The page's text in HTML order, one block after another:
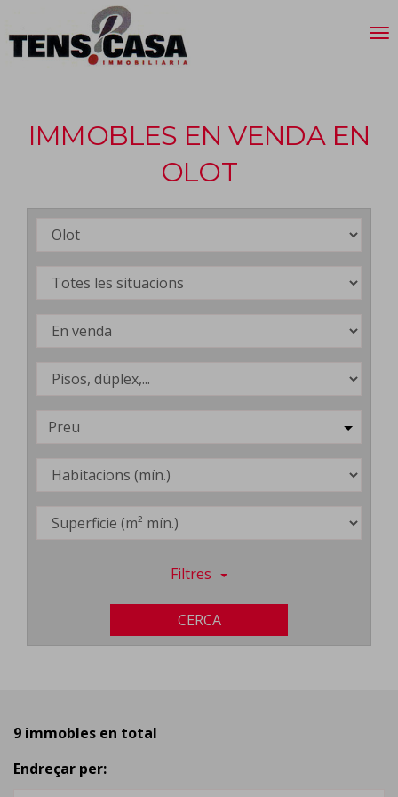
IMMOBLES EN VENDA EN
OLOT
Preu
Filtres
CERCA
9 immobles en total
Endreçar per: